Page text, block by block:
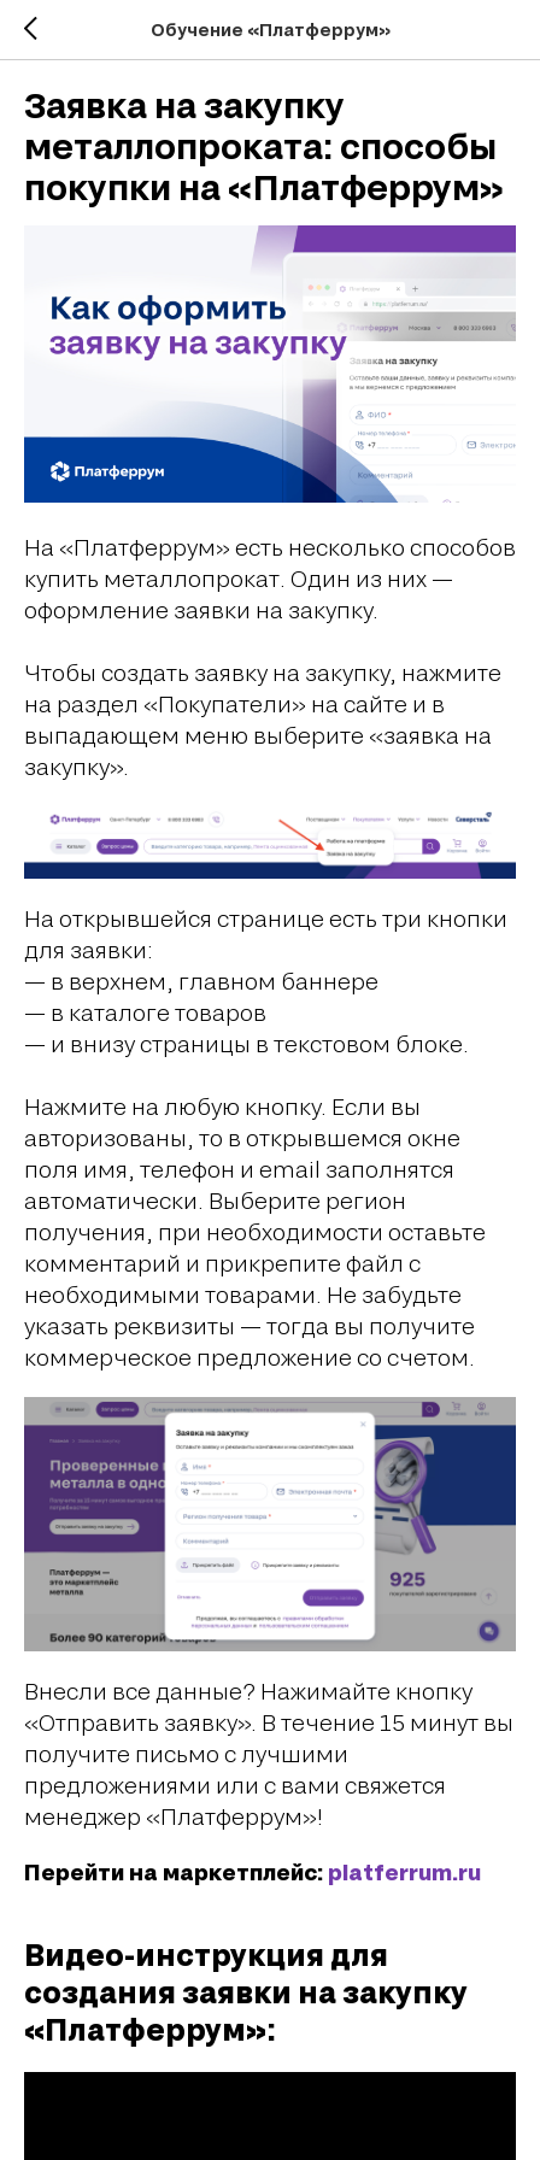
Обучение «Платферрум»
Заявка на закупку
металлопроката: способы
покупки на «Платферрум»
На «Платферрум» есть несколько способов
купить металлопрокат. Один из них —
оформление заявки на закупку.
Чтобы создать заявку на закупку, нажмите
на раздел «Покупатели» на сайте и в
выпадающем меню выберите «заявка на
закупку».
На открывшейся странице есть три кнопки
для заявки:
— в верхнем, главном баннере
— в каталоге товаров
— и внизу страницы в текстовом блоке.
Нажмите на любую кнопку. Если вы
авторизованы, то в открывшемся окне
поля имя, телефон и email заполнятся
автоматически. Выберите регион
получения, при необходимости оставьте
комментарий и прикрепите файл с
необходимыми товарами. Не забудьте
указать реквизиты — тогда вы получите
коммерческое предложение со счетом.
Внесли все данные? Нажимайте кнопку
«Отправить заявку». В течение 15 минут вы
получите письмо с лучшими
предложениями или с вами свяжется
менеджер «Платферрум»!
Перейти на маркетплейс: platferrum.ru
Видео-инструкция для
создания заявки на закупку
«Платферрум»: